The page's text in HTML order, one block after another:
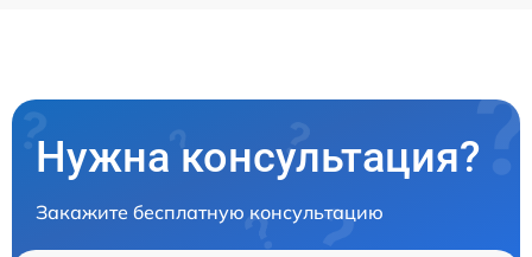
Нужна консультация?
Закажите бесплатную консультацию